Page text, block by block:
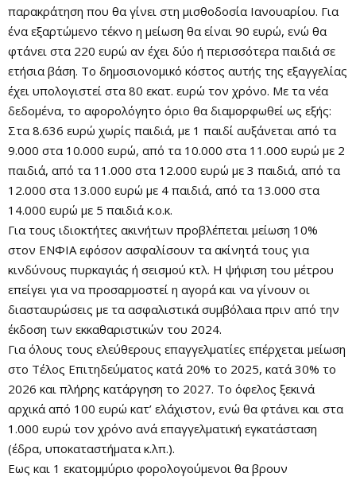
παρακράτηση που θα γίνει στη μισθοδοσία Ιανουαρίου. Για
ένα εξαρτώμενο τέκνο η μείωση θα είναι 90 ευρώ, ενώ θα
φτάνει στα 220 ευρώ αν έχει δύο ή περισσότερα παιδιά σε
ετήσια βάση. Το δημοσιονομικό κόστος αυτής της εξαγγελίας
έχει υπολογιστεί στα 80 εκατ. ευρώ τον χρόνο. Με τα νέα
δεδομένα, το αφορολόγητο όριο θα διαμορφωθεί ως εξής:
Στα 8.636 ευρώ χωρίς παιδιά, με 1 παιδί αυξάνεται από τα
9.000 στα 10.000 ευρώ, από τα 10.000 στα 11.000 ευρώ με 2
παιδιά, από τα 11.000 στα 12.000 ευρώ με 3 παιδιά, από τα
12.000 στα 13.000 ευρώ με 4 παιδιά, από τα 13.000 στα
14.000 ευρώ με 5 παιδιά κ.ο.κ.
Για τους ιδιοκτήτες ακινήτων προβλέπεται μείωση 10%
στον ΕΝΦΙΑ εφόσον ασφαλίσουν τα ακίνητά τους για
κινδύνους πυρκαγιάς ή σεισμού κτλ. Η ψήφιση του μέτρου
επείγει για να προσαρμοστεί η αγορά και να γίνουν οι
διασταυρώσεις με τα ασφαλιστικά συμβόλαια πριν από την
έκδοση των εκκαθαριστικών του 2024.
Για όλους τους ελεύθερους επαγγελματίες επέρχεται μείωση
στο Τέλος Επιτηδεύματος κατά 20% το 2025, κατά 30% το
2026 και πλήρης κατάργηση το 2027. Το όφελος ξεκινά
αρχικά από 100 ευρώ κατ’ ελάχιστον, ενώ θα φτάνει και στα
1.000 ευρώ τον χρόνο ανά επαγγελματική εγκατάσταση
(έδρα, υποκαταστήματα κ.λπ.).
Εως και 1 εκατομμύριο φορολογούμενοι θα βρουν